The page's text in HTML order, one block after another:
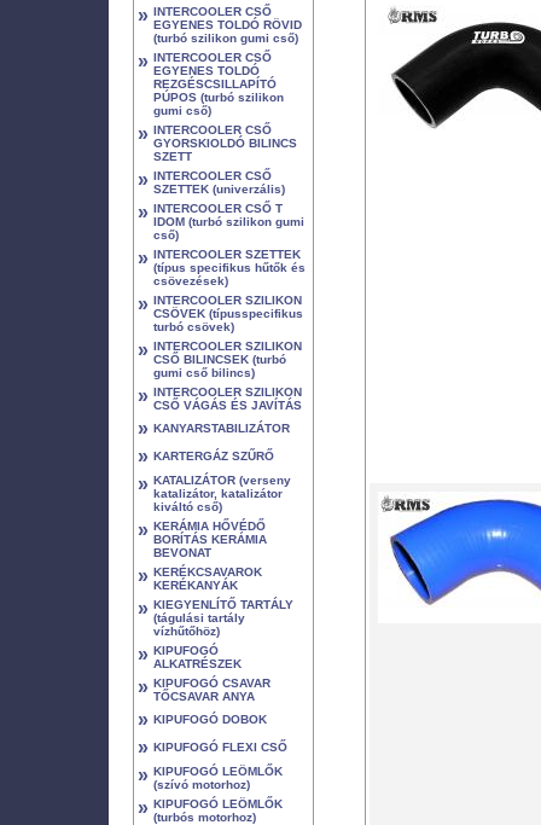
» INTERCOOLER CSŐ
EGYENES TOLDÓ RÖVID
(turbó szilikon gumi cső)
» INTERCOOLER CSŐ
EGYENES TOLDÓ
REZGÉSCSILLAPÍTÓ
PÚPOS (turbó szilikon
gumi cső)
» INTERCOOLER CSŐ
GYORSKIOLDÓ BILINCS
SZETT
» INTERCOOLER CSŐ
SZETTEK (univerzális)
» INTERCOOLER CSŐ T
IDOM (turbó szilikon gumi
cső)
» INTERCOOLER SZETTEK
(típus specifikus hűtők és
csövezések)
» INTERCOOLER SZILIKON
CSÖVEK (típusspecifikus
turbó csövek)
» INTERCOOLER SZILIKON
CSŐ BILINCSEK (turbó
gumi cső bilincs)
» INTERCOOLER SZILIKON
CSŐ VÁGÁS ÉS JAVÍTÁS
» KANYARSTABILIZÁTOR
» KARTERGÁZ SZŰRŐ
» KATALIZÁTOR (verseny
katalizátor, katalizátor
kiváltó cső)
» KERÁMIA HŐVÉDŐ
BORÍTÁS KERÁMIA
BEVONAT
» KERÉKCSAVAROK
KERÉKANYÁK
» KIEGYENLÍTŐ TARTÁLY
(tágulási tartály
vízhűtőhöz)
» KIPUFOGÓ
ALKATRÉSZEK
» KIPUFOGÓ CSAVAR
TŐCSAVAR ANYA
» KIPUFOGÓ DOBOK
» KIPUFOGÓ FLEXI CSŐ
» KIPUFOGÓ LEÖMLŐK
(szívó motorhoz)
» KIPUFOGÓ LEÖMLŐK
(turbós motorhoz)